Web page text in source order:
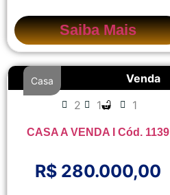
Saiba Mais
Venda
Casa
2 1 1
CASA A VENDA I Cód. 1139
R$ 280.000,00